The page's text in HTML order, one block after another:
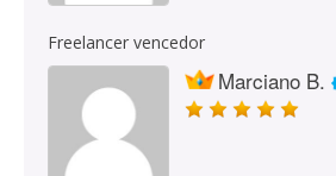
Freelancer vencedor
Marciano B.